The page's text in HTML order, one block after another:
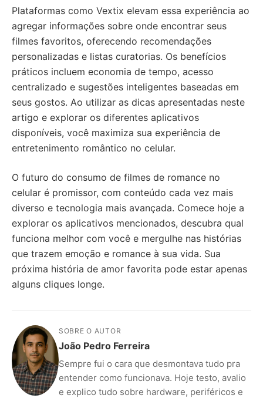
Plataformas como Vextix elevam essa experiência ao
agregar informações sobre onde encontrar seus
filmes favoritos, oferecendo recomendações
personalizadas e listas curatorias. Os benefícios
práticos incluem economia de tempo, acesso
centralizado e sugestões inteligentes baseadas em
seus gostos. Ao utilizar as dicas apresentadas neste
artigo e explorar os diferentes aplicativos
disponíveis, você maximiza sua experiência de
entretenimento romântico no celular.
O futuro do consumo de filmes de romance no
celular é promissor, com conteúdo cada vez mais
diverso e tecnologia mais avançada. Comece hoje a
explorar os aplicativos mencionados, descubra qual
funciona melhor com você e mergulhe nas histórias
que trazem emoção e romance à sua vida. Sua
próxima história de amor favorita pode estar apenas
alguns cliques longe.
SOBRE O AUTOR
João Pedro Ferreira
Sempre fui o cara que desmontava tudo pra
entender como funcionava. Hoje testo, avalio
e explico tudo sobre hardware, periféricos e